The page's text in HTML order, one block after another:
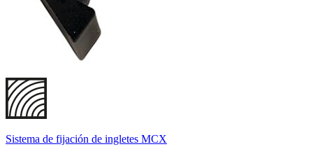
Sistema de fijación de ingletes MCX